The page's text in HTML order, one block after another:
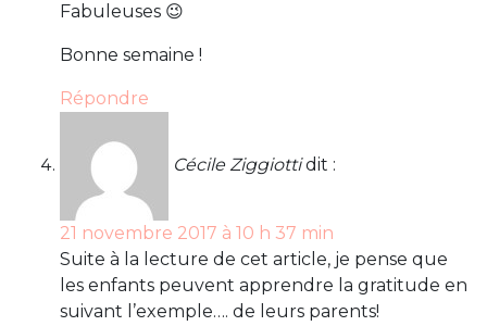
Fabuleuses 😉
Bonne semaine !
Répondre
Cécile Ziggiotti dit :
21 novembre 2017 à 10 h 37 min
Suite à la lecture de cet article, je pense que
les enfants peuvent apprendre la gratitude en
suivant l’exemple…. de leurs parents!